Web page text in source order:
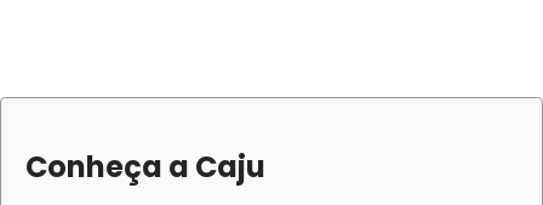
Conheça a Caju